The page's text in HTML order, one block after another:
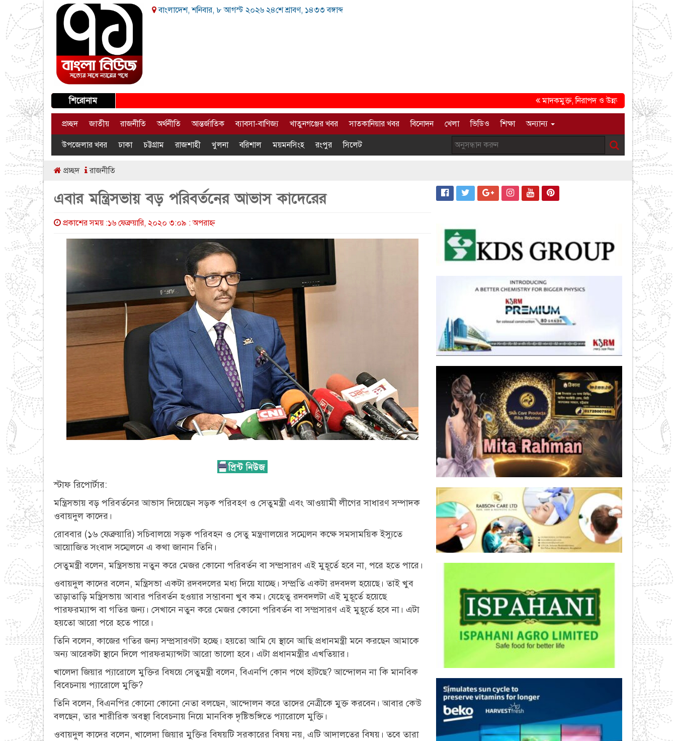
বাংলাদেশ, শনিবার, ৮ আগস্ট ২০২৬ ২৪শে শ্রাবণ, ১৪৩৩ বঙ্গাব্দ
শিরোনাম মাদকমুক্ত, নিরাপদ ও উন্নত সমাজ গড়ার প্রত্যয়ে
প্রচ্ছদ জাতীয় রাজনীতি অর্থনীতি আন্তর্জাতিক ব্যাবসা-বাণিজ্য খাতুনগঞ্জের খবর সাতকানিয়ার খবর বিনোদন খেলা ভিডিও শিক্ষা অন্যান্য
উপজেলার খবর ঢাকা চট্টগ্রাম রাজশাহী খুলনা বরিশাল ময়মনসিংহ রংপুর সিলেট
প্রচ্ছদ রাজনীতি
এবার মন্ত্রিসভায় বড় পরিবর্তনের আভাস কাদেরের
প্রকাশের সময় :১৬ ফেব্রুয়ারি, ২০২০ ৩:০৯ : অপরাহ্ণ
স্টাফ রিপোর্টার:
মন্ত্রিসভায় বড় পরিবর্তনের আভাস দিয়েছেন সড়ক পরিবহণ ও সেতুমন্ত্রী এবং আওয়ামী লীগের সাধারণ সম্পাদক
ওবায়দুল কাদের।
রোববার (১৬ ফেব্রুয়ারি) সচিবালয়ে সড়ক পরিবহন ও সেতু মন্ত্রণালয়ের সম্মেলন কক্ষে সমসাময়িক ইস্যুতে
আয়োজিত সংবাদ সম্মেলনে এ কথা জানান তিনি।
সেতুমন্ত্রী বলেন, মন্ত্রিসভায় নতুন করে মেজর কোনো পরিবর্তন বা সম্প্রসারণ এই মুহূর্তে হবে না, পরে হতে পারে।
ওবায়দুল কাদের বলেন, মন্ত্রিসভা একটা রদবদলের মধ্য দিয়ে যাচ্ছে। সম্প্রতি একটা রদবদল হয়েছে। তাই খুব
তাড়াতাড়ি মন্ত্রিসভায় আবার পরিবর্তন হওয়ার সম্ভাবনা খুব কম। যেহেতু রদবদলটা এই মুহূর্তে হয়েছে
পারফরম্যান্স বা গতির জন্য। সেখানে নতুন করে মেজর কোনো পরিবর্তন বা সম্প্রসারণ এই মুহূর্তে হবে না। এটা
হয়তো আরো পরে হতে পারে।
তিনি বলেন, কাজের গতির জন্য সম্প্রসারণটা হচ্ছে। হয়তো আমি যে স্থানে আছি প্রধানমন্ত্রী মনে করছেন আমাকে
অন্য আরেকটা স্থানে দিলে পারফরম্যান্সটা আরো ভালো হবে। এটা প্রধানমন্ত্রীর এখতিয়ার।
খালেদা জিয়ার প্যারোলে মুক্তির বিষয়ে সেতুমন্ত্রী বলেন, বিএনপি কোন পথে হাঁটছে? আন্দোলন না কি মানবিক
বিবেচনায় প্যারোলে মুক্তি?
তিনি বলেন, বিএনপির কোনো কোনো নেতা বলছেন, আন্দোলন করে তাদের নেত্রীকে মুক্ত করবেন। আবার কেউ
বলছেন, তার শারীরিক অবস্থা বিবেচনায় নিয়ে মানবিক দৃষ্টিভঙ্গিতে প্যারোলে মুক্তি।
ওবায়দুল কাদের বলেন, খালেদা জিয়ার মুক্তির বিষয়টি সরকারের বিষয় নয়, এটি আদালতের বিষয়। তবে তারা